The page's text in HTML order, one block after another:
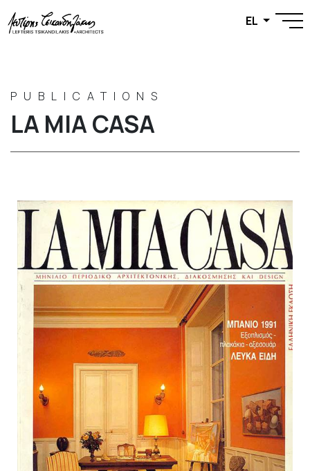
EL
PUBLICATIONS
LA MIA CASA